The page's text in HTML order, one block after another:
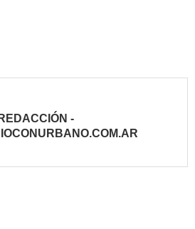
REDACCIÓN -